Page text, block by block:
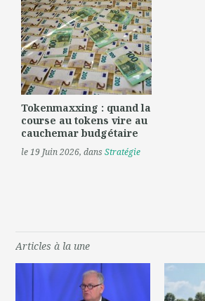
Tokenmaxxing : quand la
course au tokens vire au
cauchemar budgétaire
le 19 Juin 2026, dansStratégie
Articles à la une